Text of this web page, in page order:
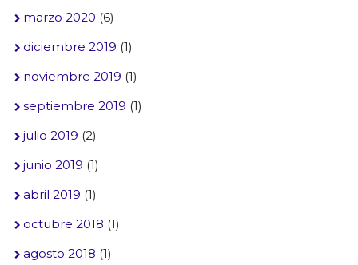
marzo 2020 (6)
diciembre 2019 (1)
noviembre 2019 (1)
septiembre 2019 (1)
julio 2019 (2)
junio 2019 (1)
abril 2019 (1)
octubre 2018 (1)
agosto 2018 (1)